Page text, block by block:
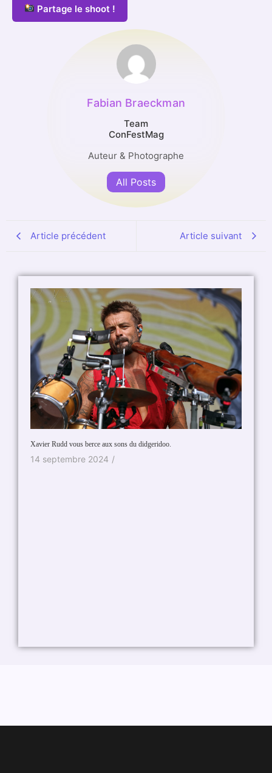
Partage le shoot !
Fabian Braeckman
Team
ConFestMag
Auteur & Photographe
All Posts
Article précédent Article suivant
Xavier Rudd vous berce aux sons du didgeridoo.
14 septembre 2024 /